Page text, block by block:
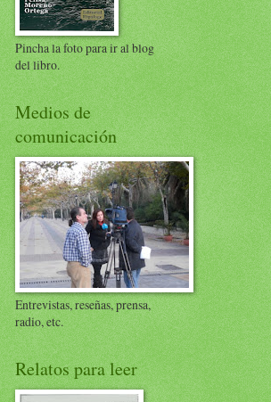
Pincha la foto para ir al blog
del libro.
Medios de
comunicación
Entrevistas, reseñas, prensa,
radio, etc.
Relatos para leer